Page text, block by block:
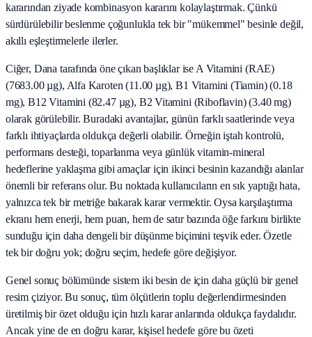
kararından ziyade kombinasyon kararını kolaylaştırmak. Çünkü
sürdürülebilir beslenme çoğunlukla tek bir "mükemmel" besinle değil,
akıllı eşleştirmelerle ilerler.
Ciğer, Dana tarafında öne çıkan başlıklar ise A Vitamini (RAE)
(7683.00 µg), Alfa Karoten (11.00 µg), B1 Vitamini (Tiamin) (0.18
mg), B12 Vitamini (82.47 µg), B2 Vitamini (Riboflavin) (3.40 mg)
olarak görülebilir. Buradaki avantajlar, günün farklı saatlerinde veya
farklı ihtiyaçlarda oldukça değerli olabilir. Örneğin iştah kontrolü,
performans desteği, toparlanma veya günlük vitamin-mineral
hedeflerine yaklaşma gibi amaçlar için ikinci besinin kazandığı alanlar
önemli bir referans olur. Bu noktada kullanıcıların en sık yaptığı hata,
yalnızca tek bir metriğe bakarak karar vermektir. Oysa karşılaştırma
ekranı hem enerji, hem puan, hem de satır bazında öğe farkını birlikte
sunduğu için daha dengeli bir düşünme biçimini teşvik eder. Özetle
tek bir doğru yok; doğru seçim, hedefe göre değişiyor.
Genel sonuç bölümünde sistem iki besin de için daha güçlü bir genel
resim çiziyor. Bu sonuç, tüm ölçütlerin toplu değerlendirmesinden
üretilmiş bir özet olduğu için hızlı karar anlarında oldukça faydalıdır.
Ancak yine de en doğru karar, kişisel hedefe göre bu özeti